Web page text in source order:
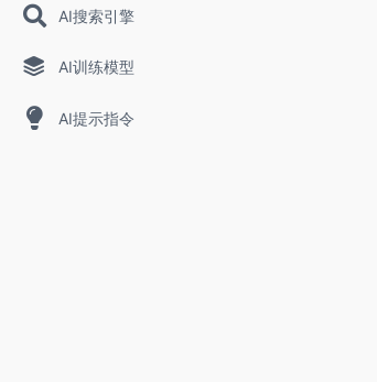
AI搜索引擎
AI训练模型
AI提示指令